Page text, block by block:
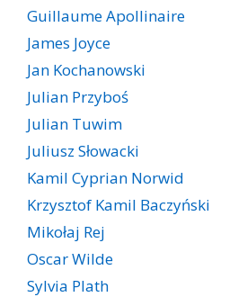
Guillaume Apollinaire
James Joyce
Jan Kochanowski
Julian Przyboś
Julian Tuwim
Juliusz Słowacki
Kamil Cyprian Norwid
Krzysztof Kamil Baczyński
Mikołaj Rej
Oscar Wilde
Sylvia Plath